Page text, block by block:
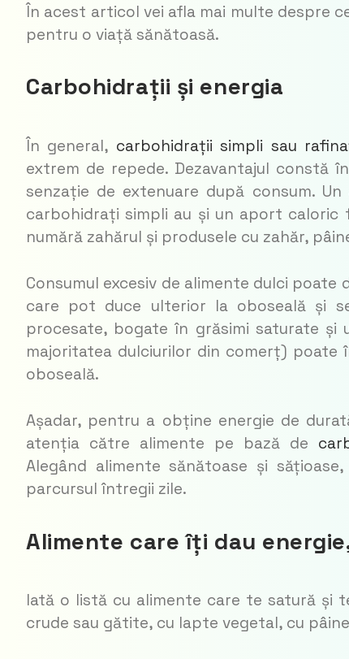
În acest articol vei afla mai multe despre
pentru o viață sănătoasă.
Carbohidrații și energia
În general, carbohidrații simpli sau
extrem de repede. Dezavantajul constă
senzație de extenuare după consum.
carbohidrați simpli au și un aport caloric
numără zahărul și produsele cu zahăr,
Consumul excesiv de alimente dulci
care pot duce ulterior la oboseală și
procesate, bogate în grăsimi saturate și
majoritatea dulciurilor din comerț) poate
oboseală.
Așadar, pentru a obține energie de
atenția către alimente pe bază de
Alegând alimente sănătoase și
parcursul întregii zile.
Alimente care îți dau
Iată o listă cu alimente care te satură și
crude sau gătite, cu lapte vegetal, cu